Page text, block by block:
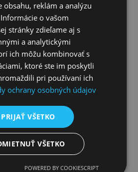
konkurenčné internetové obchody so
možnosť najnižšej ceny je možné výhradne
obsahu, reklám a analýzu
o vašom
stránky zdieľame aj s
a analytickými
ich môžu kombinovať s
ktoré ste im poskytli
pri používaní ich
ochrany osobných údajov
PRIJAŤ VŠETKO
VŠETKO
POWERED BY COOKIESCRIPT